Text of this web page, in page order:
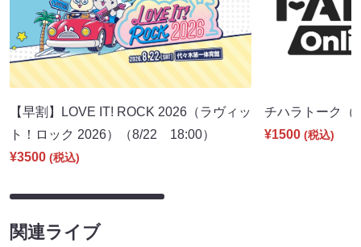
【早割】LOVE IT! ROCK 2026（ラヴィッ
ト！ロック 2026）（8/22 18:00）
¥3500 (税込)
チハラトーク
¥1500 (税込)
関連ライブ